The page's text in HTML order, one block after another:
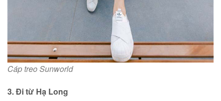
Cáp treo Sunworld
3. Đi từ Hạ Long